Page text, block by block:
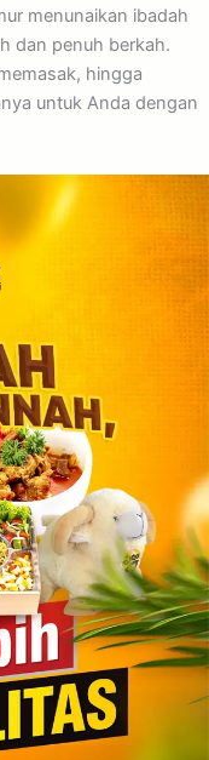
menunaikan ibadah
dan penuh berkah.
hingga
untuk Anda dengan